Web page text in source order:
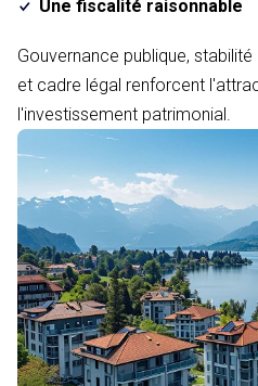
Une fiscalité raisonnable
Gouvernance publique,
et cadre légal renforcent
l'investissement patrimonial.